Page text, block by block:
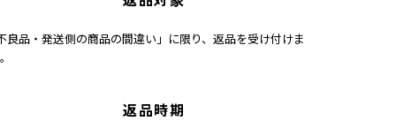
良品・発送側の商品の間違い」に限り、返品を受け付けま
返品時期